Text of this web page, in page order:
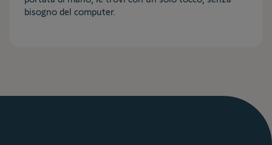
bisogno del computer.